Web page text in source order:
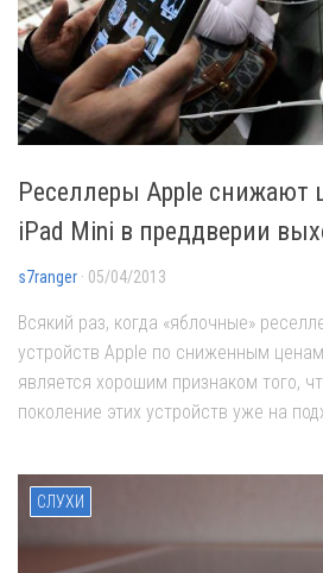
Реселлеры Apple снижают
iPad Mini в преддверии
s7ranger · 05/04/2013
Всякий раз, когда «яблочные»
устройств Apple по сниженным
является хорошим признаком того,
поколение этих устройств уже на
СЛУХИ